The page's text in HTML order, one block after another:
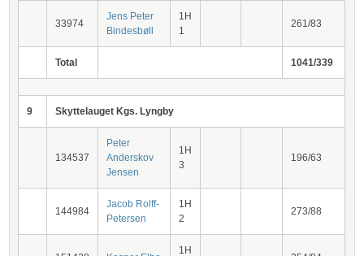
33974
Jens Peter
Bindesbøll
1H
1
261/83
Total 1041/339
9 Skyttelauget Kgs. Lyngby
134537
Peter
Anderskov
Jensen
1H
3
196/63
144984
Jacob Rolff-
Petersen
1H
2
273/88
1H